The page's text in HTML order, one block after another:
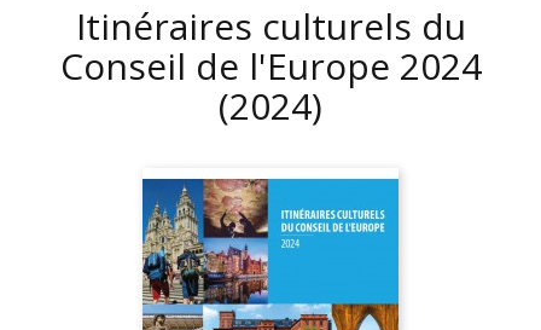
Itinéraires culturels du
Conseil de l'Europe 2024
(2024)